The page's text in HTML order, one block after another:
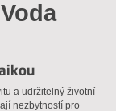
a udržitelný životní
nezbytností pro